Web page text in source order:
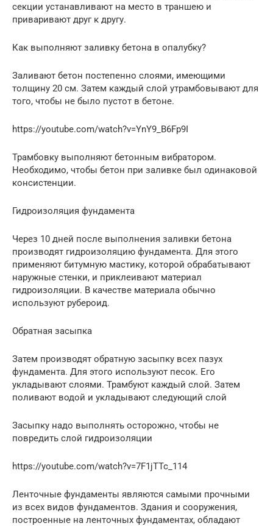
секции устанавливают на место в траншею и
приваривают друг к другу.
Как выполняют заливку бетона в опалубку?
Заливают бетон постепенно слоями, имеющими
толщину 20 см. Затем каждый слой утрамбовывают для
того, чтобы не было пустот в бетоне.
https://youtube.com/watch?v=YnY9_B6Fp9I
Трамбовку выполняют бетонным вибратором.
Необходимо, чтобы бетон при заливке был одинаковой
консистенции.
Гидроизоляция фундамента
Через 10 дней после выполнения заливки бетона
производят гидроизоляцию фундамента. Для этого
применяют битумную мастику, которой обрабатывают
наружные стенки, и приклеивают материал
гидроизоляции. В качестве материала обычно
используют рубероид.
Обратная засыпка
Затем производят обратную засыпку всех пазух
фундамента. Для этого используют песок. Его
укладывают слоями. Трамбуют каждый слой. Затем
поливают водой и укладывают следующий слой
Засыпку надо выполнять осторожно, чтобы не
повредить слой гидроизоляции
https://youtube.com/watch?v=7F1jTTc_114
Ленточные фундаменты являются самыми прочными
из всех видов фундаментов. Здания и сооружения,
построенные на ленточных фундаментах, обладают